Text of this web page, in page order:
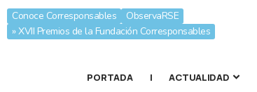
Conoce Corresponsables
ObservaRSE
» XVII Premios de la Fundación Corresponsables
PORTADA | ACTUALIDAD